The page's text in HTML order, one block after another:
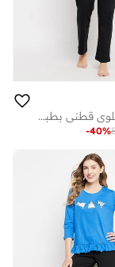
طقم بيجاما علوي قطني بطبعات جرافيك وحافة مكشكشة من كلوفيا
-40%